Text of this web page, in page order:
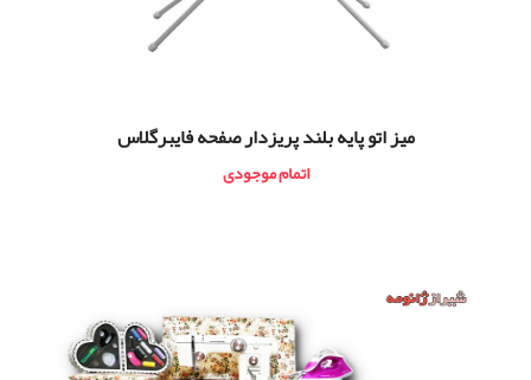
میز اتو پایه بلند پریزدار صفحه فایبرگلاس
اتمام موجودی